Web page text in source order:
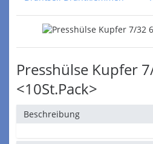
Presshülse Kupfer
<10St.Pack>
Beschreibung